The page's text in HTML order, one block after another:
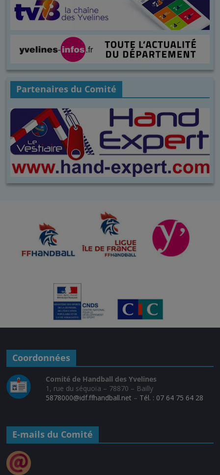
Partenaires du Comité
Coordonnées
Comité de Handball des Yvelines
1, rue du séquoïa – 78870 – Bailly
5878000@idf.ffhandball.net – Tél. : 07 64 75 64 28
E-mails du Comité